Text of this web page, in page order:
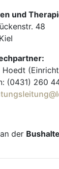
und
48
Hoedt
(0431) 260
der